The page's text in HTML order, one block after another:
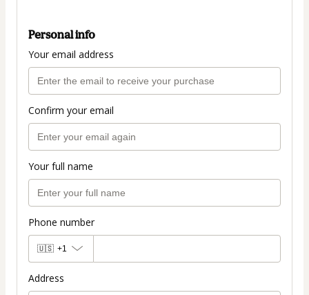
Personal info
Your email address
Confirm your email
Your full name
Phone number
🇺🇸 +1
Address